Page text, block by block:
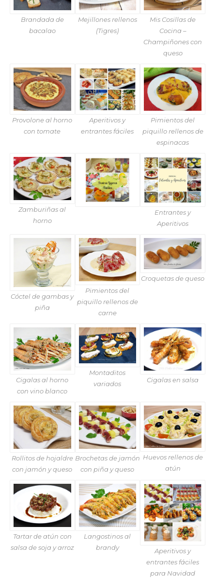
Brandada de
bacalao
Mejillones rellenos
(Tigres)
Mis Cosillas de
Cocina –
Champiñones con
queso
Provolone al horno
con tomate
Aperitivos y
entrantes fáciles
Pimientos del
piquillo rellenos de
espinacas
Zamburiñas al
horno
Entrantes y
Aperitivos
Cóctel de gambas y
piña
Pimientos del
piquillo rellenos de
carne
Croquetas de queso
Cigalas al horno
con vino blanco
Montaditos
variados
Cigalas en salsa
Rollitos de hojaldre
con jamón y queso
Brochetas de jamón
con piña y queso
Huevos rellenos de
atún
Tartar de atún con
salsa de soja y arroz
Langostinos al
brandy
Aperitivos y
entrantes fáciles
para Navidad